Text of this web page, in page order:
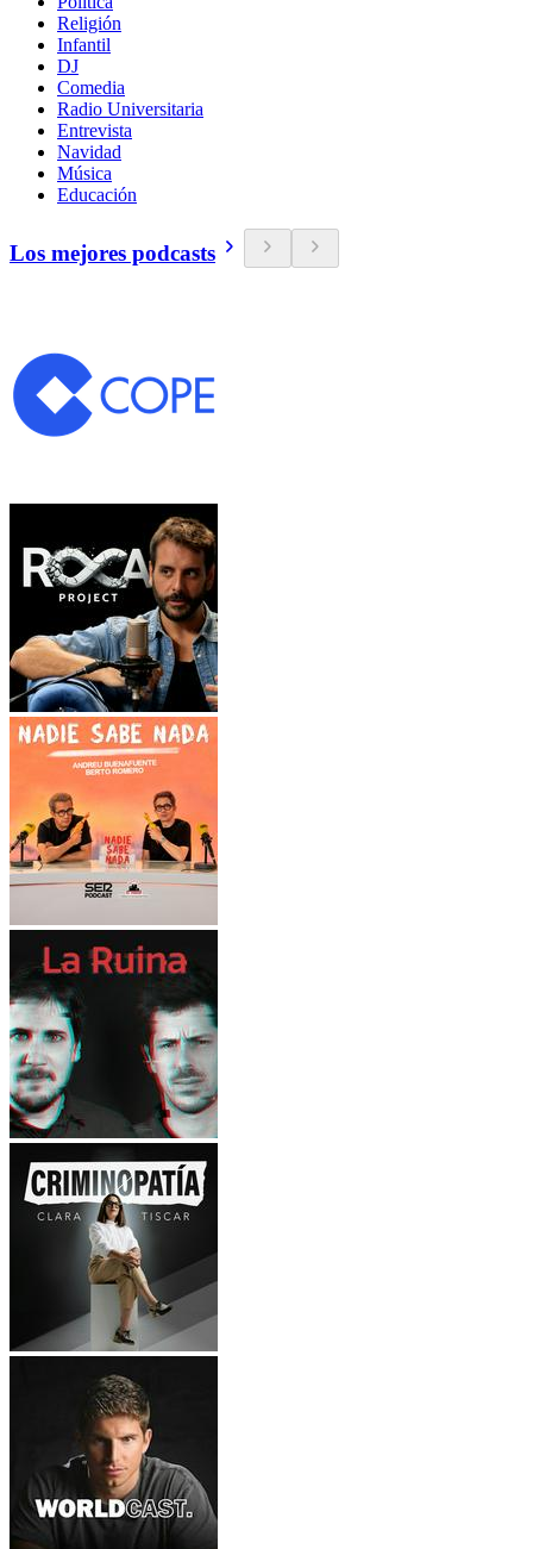
Religión
Infantil
DJ
Comedia
Radio Universitaria
Entrevista
Navidad
Música
Educación
Los mejores podcasts